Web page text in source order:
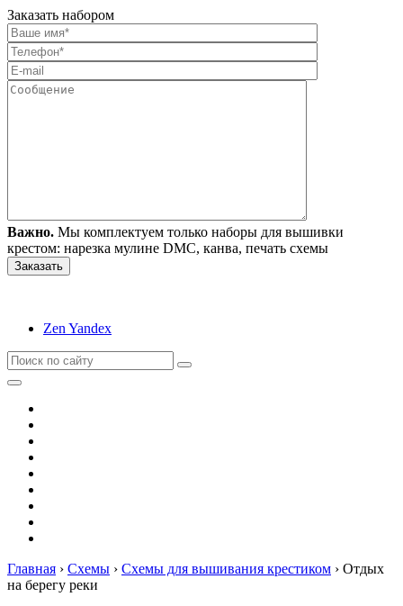
Заказать набором
Важно. Мы комплектуем только наборы для вышивки
крестом: нарезка мулине DMC, канва, печать схемы
Zen Yandex
Главная › Схемы › Схемы для вышивания крестиком › Отдых
на берегу реки